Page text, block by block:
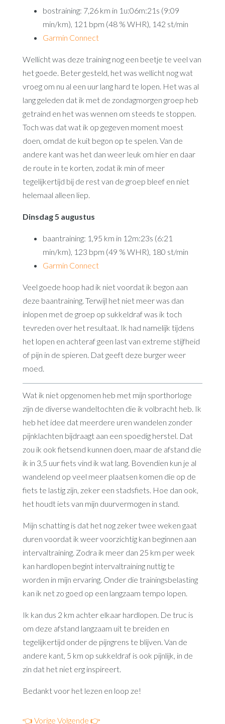
bostraining: 7,26 km in 1u:06m:21s (9:09
min/km), 121 bpm (48 % WHR), 142 st/min
Garmin Connect
Wellicht was deze training nog een beetje te veel van
het goede. Beter gesteld, het was wellicht nog wat
vroeg om nu al een uur lang hard te lopen. Het was al
lang geleden dat ik met de zondagmorgen groep heb
getraind en het was wennen om steeds te stoppen.
Toch was dat wat ik op gegeven moment moest
doen, omdat de kuit begon op te spelen. Van de
andere kant was het dan weer leuk om hier en daar
de route in te korten, zodat ik min of meer
tegelijkertijd bij de rest van de groep bleef en niet
helemaal alleen liep.
Dinsdag 5 augustus
baantraining: 1,95 km in 12m:23s (6:21
min/km), 123 bpm (49 % WHR), 180 st/min
Garmin Connect
Veel goede hoop had ik niet voordat ik begon aan
deze baantraining. Terwijl het niet meer was dan
inlopen met de groep op sukkeldraf was ik toch
tevreden over het resultaat. Ik had namelijk tijdens
het lopen en achteraf geen last van extreme stijfheid
of pijn in de spieren. Dat geeft deze burger weer
moed.
Wat ik niet opgenomen heb met mijn sporthorloge
zijn de diverse wandeltochten die ik volbracht heb. Ik
heb het idee dat meerdere uren wandelen zonder
pijnklachten bijdraagt aan een spoedig herstel. Dat
zou ik ook fietsend kunnen doen, maar de afstand die
ik in 3,5 uur fiets vind ik wat lang. Bovendien kun je al
wandelend op veel meer plaatsen komen die op de
fiets te lastig zijn, zeker een stadsfiets. Hoe dan ook,
het houdt iets van mijn duurvermogen in stand.
Mijn schatting is dat het nog zeker twee weken gaat
duren voordat ik weer voorzichtig kan beginnen aan
intervaltraining. Zodra ik meer dan 25 km per week
kan hardlopen begint intervaltraining nuttig te
worden in mijn ervaring. Onder die trainingsbelasting
kan ik net zo goed op een langzaam tempo lopen.
Ik kan dus 2 km achter elkaar hardlopen. De truc is
om deze afstand langzaam uit te breiden en
tegelijkertijd onder de pijngrens te blijven. Van de
andere kant, 5 km op sukkeldraf is ook pijnlijk, in de
zin dat het niet erg inspireert.
Bedankt voor het lezen en loop ze!
👈 Vorige Volgende 👉